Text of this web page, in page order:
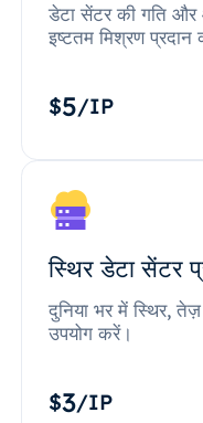
डेटा सेंटर की गति और
इष्टतम मिश्रण प्रदान
$5/IP
स्थिर डेटा सेंटर
दुनिया भर में स्थिर,
उपयोग करें।
$3/IP